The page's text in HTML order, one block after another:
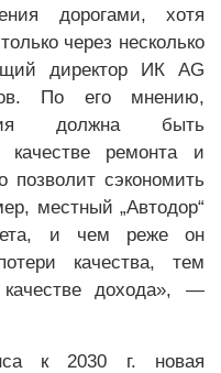
дорогами, хотя
через несколько
директор ИК AG
По его мнению,
должна быть
качестве ремонта и
позволит сэкономить
местный „Автодор“
и чем реже он
качества, тем
дохода», —
к 2030 г. новая